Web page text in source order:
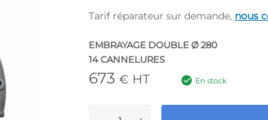
Tarif réparateur sur demande, nous
EMBRAYAGE DOUBLE Ø 280
14 CANNELURES
673 € HT En stock